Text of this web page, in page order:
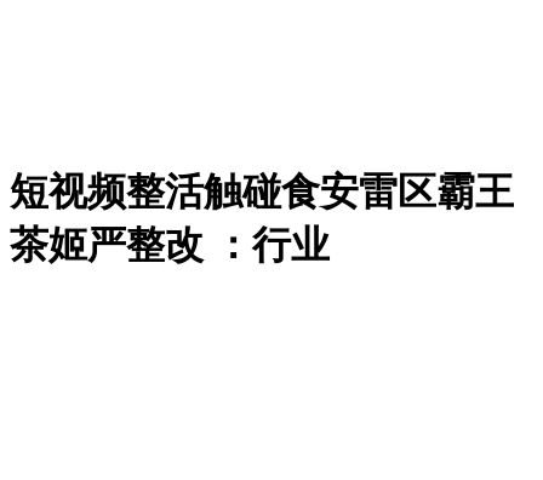
短视频整活触碰食安雷区霸王
茶姬严整改 ：行业